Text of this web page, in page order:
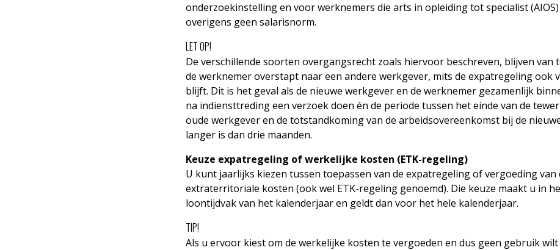
onderzoekinstelling en voor werknemers die arts in opleiding tot specialist
overigens geen salarisnorm.
LET OP!
De verschillende soorten overgangsrecht zoals hiervoor beschreven, blijven van
de werknemer overstapt naar een andere werkgever, mits de expatregeling ook
blijft. Dit is het geval als de nieuwe werkgever en de werknemer gezamenlijk
na indiensttreding een verzoek doen én de periode tussen het einde van de
oude werkgever en de totstandkoming van de arbeidsovereenkomst bij de
langer is dan drie maanden.
Keuze expatregeling of werkelijke kosten (ETK-regeling)
U kunt jaarlijks kiezen tussen toepassen van de expatregeling of vergoeding van
extraterritoriale kosten (ook wel ETK-regeling genoemd). Die keuze maakt u in
loontijdvak van het kalenderjaar en geldt dan voor het hele kalenderjaar.
TIP!
Als u ervoor kiest om de werkelijke kosten te vergoeden en dus geen gebruik wilt